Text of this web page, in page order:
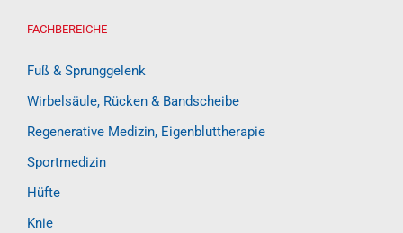
FACHBEREICHE
Fuß & Sprunggelenk
Wirbelsäule, Rücken & Bandscheibe
Regenerative Medizin, Eigenbluttherapie
Sportmedizin
Hüfte
Knie